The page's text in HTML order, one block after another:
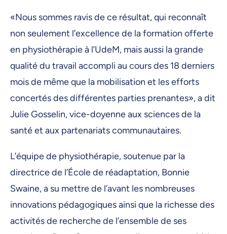
«Nous sommes ravis de ce résultat, qui reconnaît
non seulement l’excellence de la formation offerte
en physiothérapie à l’UdeM, mais aussi la grande
qualité du travail accompli au cours des 18 derniers
mois de même que la mobilisation et les efforts
concertés des différentes parties prenantes», a dit
Julie Gosselin, vice-doyenne aux sciences de la
santé et aux partenariats communautaires.
L’équipe de physiothérapie, soutenue par la
directrice de l’École de réadaptation, Bonnie
Swaine, a su mettre de l’avant les nombreuses
innovations pédagogiques ainsi que la richesse des
activités de recherche de l’ensemble de ses